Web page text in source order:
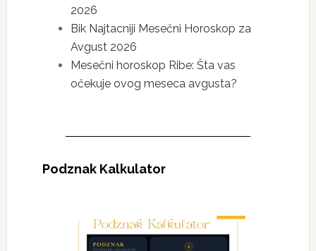
2026
Bik Najtacniji Mesečni Horoskop za
Avgust 2026
Mesečni horoskop Ribe: Šta vas
očekuje ovog meseca avgusta?
Podznak Kalkulator